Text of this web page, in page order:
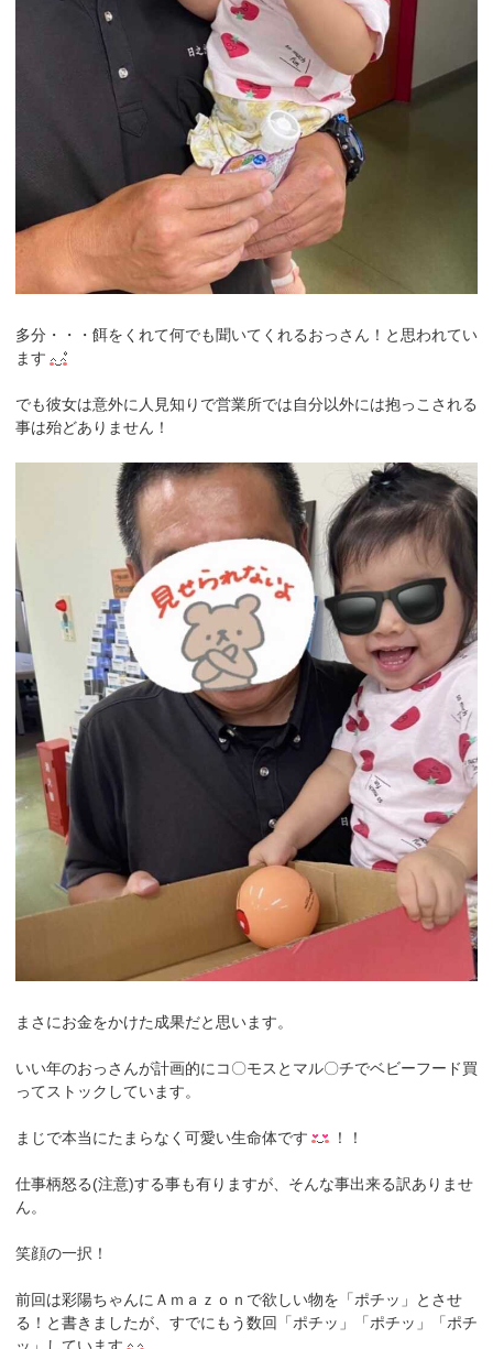
多分・・・餌をくれて何でも聞いてくれるおっさん！と思われてい
ます
でも彼女は意外に人見知りで営業所では自分以外には抱っこされる
事は殆どありません！
まさにお金をかけた成果だと思います。
いい年のおっさんが計画的にコ〇モスとマル〇チでベビーフード買
ってストックしています。
まじで本当にたまらなく可愛い生命体です ！！
仕事柄怒る(注意)する事も有りますが、そんな事出来る訳ありませ
ん。
笑顔の一択！
前回は彩陽ちゃんにＡｍａｚｏｎで欲しい物を「ポチッ」とさせ
る！と書きましたが、すでにもう数回「ポチッ」「ポチッ」「ポチ